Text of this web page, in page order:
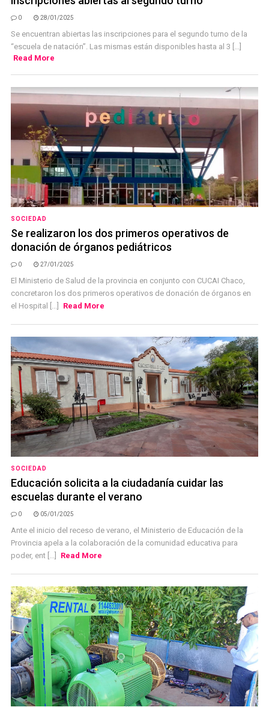
0 28/01/2025
Se encuentran abiertas las inscripciones para el segundo turno de la
“escuela de natación”. Las mismas están disponibles hasta al 3 [...]
Read More
SOCIEDAD
Se realizaron los dos primeros operativos de
donación de órganos pediátricos
0 27/01/2025
El Ministerio de Salud de la provincia en conjunto con CUCAI Chaco,
concretaron los dos primeros operativos de donación de órganos en
el Hospital [...]
Read More
SOCIEDAD
Educación solicita a la ciudadanía cuidar las
escuelas durante el verano
0 05/01/2025
Ante el inicio del receso de verano, el Ministerio de Educación de la
Provincia apela a la colaboración de la comunidad educativa para
poder, ent [...]
Read More